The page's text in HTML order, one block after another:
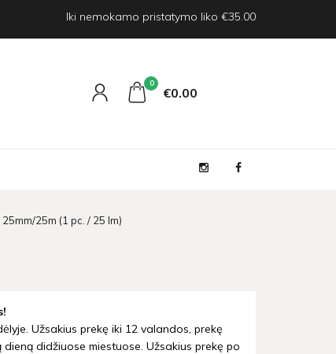
Iki nemokamo pristatymo liko €35.00
0
€0 00
25m (1 pc. / 25 lm)
Užsakius prekę iki 12 valandos, prekę
didžiuose miestuose. Užsakius prekę po